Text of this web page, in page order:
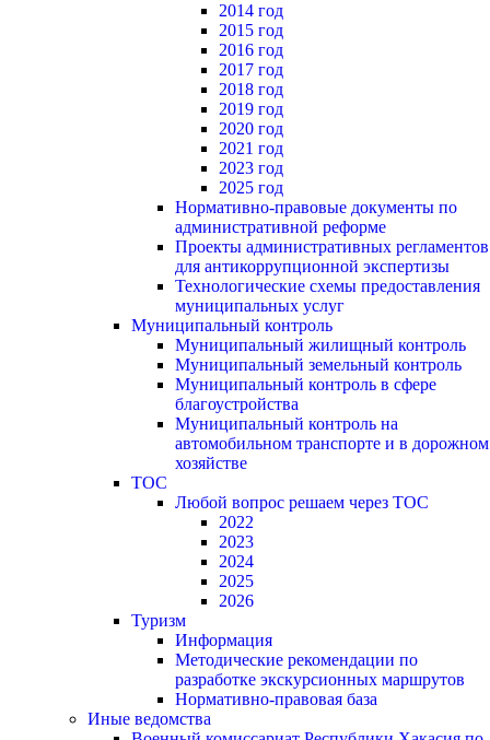
2014 год
2015 год
2016 год
2017 год
2018 год
2019 год
2020 год
2021 год
2023 год
2025 год
Нормативно-правовые документы по
административной реформе
Проекты административных регламентов
для антикоррупционной экспертизы
Технологические схемы предоставления
муниципальных услуг
Муниципальный контроль
Муниципальный жилищный контроль
Муниципальный земельный контроль
Муниципальный контроль в сфере
благоустройства
Муниципальный контроль на
автомобильном транспорте и в дорожном
хозяйстве
ТОС
Любой вопрос решаем через ТОС
2022
2023
2024
2025
2026
Туризм
Информация
Методические рекомендации по
разработке экскурсионных маршрутов
Нормативно-правовая база
Иные ведомства